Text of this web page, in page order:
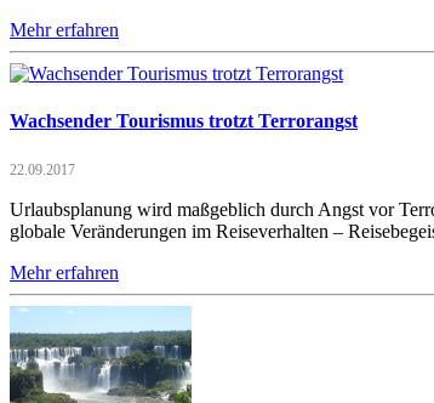
Mehr erfahren
Wachsender Tourismus trotzt Terrorangst
22.09.2017
Urlaubsplanung wird maßgeblich durch Angst vor
globale Veränderungen im Reiseverhalten –
Mehr erfahren